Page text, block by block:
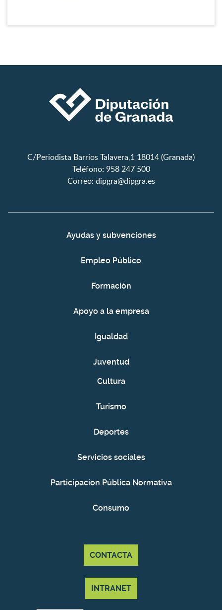
C/Periodista Barrios Talavera,1 18014 (Granada)
Teléfono: 958 247 500
Correo: dipgra@dipgra.es
Ayudas y subvenciones
Empleo Público
Formación
Apoyo a la empresa
Igualdad
Juventud
Cultura
Turismo
Deportes
Servicios sociales
Participacion Pública Normativa
Consumo
CONTACTA
INTRANET